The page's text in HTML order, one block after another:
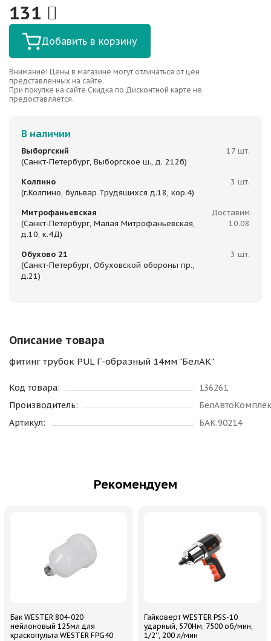
131
Добавить в корзину
Внимание! Цены в магазине могут отличаться от цен
представленных на сайте.
При покупке на сайте Скидка по Дисконтной карте не
предоставляется.
В наличии
Выборгский
(Санкт-Петербург, Выборгское ш., д. 212б)
17 шт.
Колпино
(г.Колпино, бульвар Трудящихся д.18, кор.4)
3 шт.
Митрофаньевская
(Санкт-Петербург, Малая Митрофаньевская,
д.10, к.4Д)
Доставим
10.08
Обухово 21
(Санкт-Петербург, Обуховской обороны пр.,
д.21)
3 шт.
Описание товара
фитинг трубок PUL Г-образный 14мм "БелАК"
Код товара:
136261
Производитель:
Артикул:
БАК.90214
Рекомендуем
Бак WESTER 804-020
нейлоновый 125мл для
краскопульта WESTER FPG40
Гайковерт WESTER PSS-10
ударный, 570Нм, 7500 об/мин,
1/2'', 200 л/мин